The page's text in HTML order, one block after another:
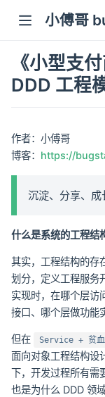
小傅哥
《小型支
DDD 工程
作者：小傅哥
博客： https://
沉淀、分享、
什么是系统的工程结
其实，工程结构的存
划分，定义工程服务
实现时，在哪个层访
接口、哪个层做功能
但在 Service + 贫血
面向对象工程结构设
下，开发过程所有需
也是为什么 DDD 领